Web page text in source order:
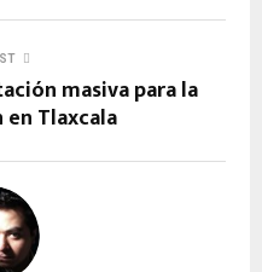
masiva para la
Tlaxcala